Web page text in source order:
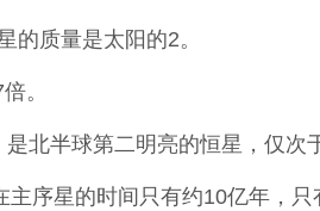
的质量是太阳的2。
。
北半球第二明亮的恒星，仅次
序星的时间只有约10亿年，